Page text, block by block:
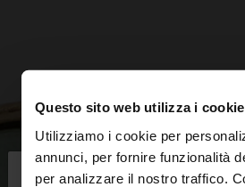
Questo sito web utilizza i cookie
Utilizziamo i cookie per
annunci, per fornire funzionalità
per analizzare il nostro traffico.
ciao